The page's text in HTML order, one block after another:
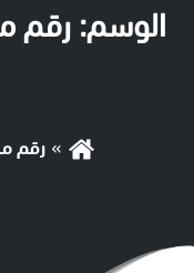
الوسم:رقم
رقم